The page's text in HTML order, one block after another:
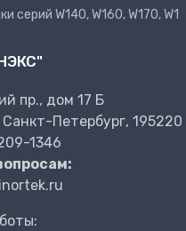
серий W140, W160, W170, W1
пр., дом 17 Б
Санкт-Петербург, 195220
1346